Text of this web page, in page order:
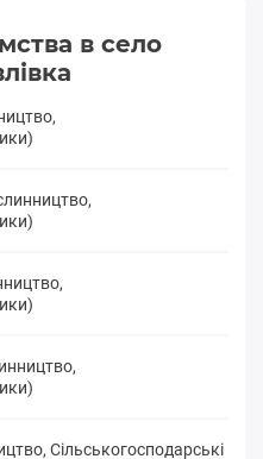
в село
Сільськогосподарські